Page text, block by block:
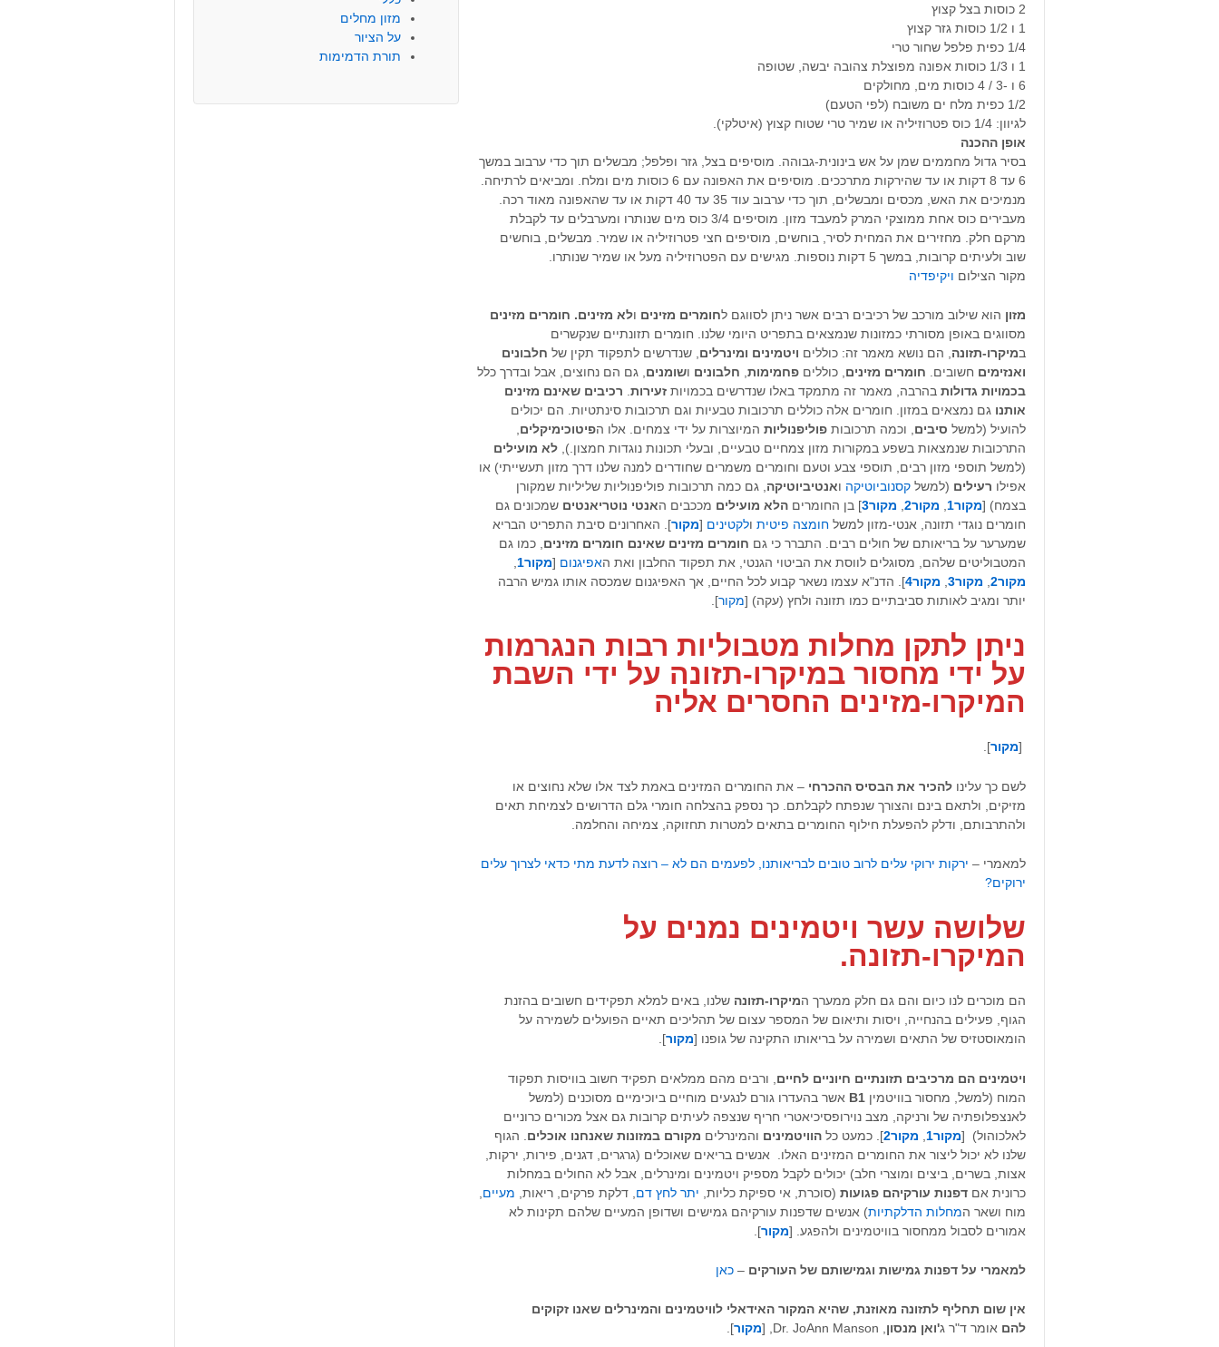
2 כוסות בצל קצוץ
1 ו 1/2 כוסות גזר קצוץ
1/4 כפית פלפל שחור טרי
1 ו 1/3 כוסות אפונה מפוצלת צהובה יבשה, שטופה
6 ו -3 / 4 כוסות מים, מחולקים
1/2 כפית מלח ים משובח (לפי הטעם)
לגיוון: 1/4 כוס פטרוזיליה או שמיר טרי שטוח קצוץ (איטלקי).
אופן ההכנה
בסיר גדול מחממים שמן על אש בינונית-גבוהה. מוסיפים בצל, גזר ופלפל; מבשלים תוך כדי ערבוב במשך
6 עד 8 דקות או עד שהירקות מתרככים. מוסיפים את האפונה עם 6 כוסות מים ומלח. ומביאים לרתיחה.
מנמיכים את האש, מכסים ומבשלים, תוך כדי ערבוב עוד 35 עד 40 דקות או עד שהאפונה מאוד רכה.
מעבירים כוס אחת ממוצקי המרק למעבד מזון. מוסיפים 3/4 כוס מים שנותרו ומערבלים עד לקבלת
מרקם חלק. מחזירים את המחית לסיר, בוחשים, מוסיפים חצי פטרוזיליה או שמיר. מבשלים, בוחשים
שוב ולעיתים קרובות, במשך 5 דקות נוספות. מגישים עם הפטרוזיליה מעל או שמיר שנותרו.
מקור הצילום ויקיפדיה
מזון הוא שילוב מורכב של רכיבים רבים אשר ניתן לסווגם לחומרים מזינים ולא מזינים. חומרים מזינים
מסווגים באופן מסורתי כמזונות שנמצאים בתפריט היומי שלנו. חומרים תזונתיים שנקשרים
במיקרו-תזונה , הם נושא מאמר זה: כוללים ויטמינים ומינרלים , שנדרשים לתפקוד תקין של חלבונים
ואנזימים חשובים. חומרים מזינים , כוללים פחמימות חלבונים ושומנים , גם הם נחוצים, אבל ובדרך כלל
בכמויות גדולות בהרבה, מאמר זה מתמקד באלו שנדרשים בכמויות זעירות רכיבים שאינם מזינים
אותנו גם נמצאים במזון. חומרים אלה כוללים תרכובות טבעיות וגם תרכובות סינתטיות. הם יכולים
להועיל (למשל סיבים , וכמה תרכובות פוליפנוליות המיוצרות על ידי צמחים. אלו הפיטוכימיקלים
התרכובות שנמצאות בשפע במקורות מזון צמחיים טבעיים, ובעלי תכונות נוגדות חמצון.), לא מועילים
(למשל תוספי מזון רבים, תוספי צבע וטעם וחומרים משמרים שחודרים למנה שלנו דרך מזון תעשייתי) או
אפילו רעילים (למשל קסנוביוטיקה ואנטיביוטיקה , גם כמה תרכובות פוליפנוליות שליליות שמקורן
בצמח) [מקור1 מקור2 מקור3 ] בן החומרים הלא מועילים מככבים האנטי נוטריאנטים שמכונים גם
חומרים נוגדי תזונה, אנטי-מזון למשל חומצה פיטית ולקטינים [מקור]. האחרונים סיבת התפריט הבריא
שמערער על בריאותם של חולים רבים. התברר כי גם חומרים מזינים שאינם חומרים מזינים , כמו גם
המטבוליטים שלהם, מסוגלים לווסת את הביטוי הגנטי, את תפקוד החלבון ואת האפיגנום [מקור1
מקור2
מקור3 מקור4 ]. הדנ"א עצמו נשאר קבוע לכל החיים, אך האפיגנום שמכסה אותו גמיש הרבה
יותר ומגיב לאותות סביבתיים כמו תזונה ולחץ (עקה) [מקור].
ניתן לתקן מחלות מטבוליות רבות הנגרמות
על ידי מחסור במיקרו-תזונה על ידי השבת
המיקרו-מזינים החסרים אליה
[מקור].
לשם כך עלינו להכיר את הבסיס ההכרחי – את החומרים המזינים באמת לצד אלו שלא נחוצים או
מזיקים, ולתאם בינם והצורך שנפתח לקבלתם. כך נספק בהצלחה חומרי גלם הדרושים לצמיחת תאים
ולהתרבותם, ודלק להפעלת חילוף החומרים בתאים למטרות תחזוקה, צמיחה והחלמה.
למאמרי – ירקות ירוקי עלים לרוב טובים לבריאותנו, לפעמים הם לא – רוצה לדעת מתי כדאי לצרוך עלים
ירוקים?
שלושה עשר ויטמינים נמנים על
המיקרו-תזונה.
הם מוכרים לנו כיום והם גם חלק ממערך המיקרו-תזונה שלנו, באים למלא תפקידים חשובים בהזנת
הגוף, פעילים בהנחייה, ויסות ותיאום של המספר עצום של תהליכים תאיים הפועלים לשמירה על
הומאוסטזיס של התאים ושמירה על בריאותו התקינה של גופנו [מקור].
ויטמינים הם מרכיבים תזונתיים חיוניים לחיים , ורבים מהם ממלאים תפקיד חשוב בוויסות תפקוד
המוח (למשל, מחסור בוויטמין B1 אשר בהעדרו גורם לנגעים מוחיים ביוכימיים מסוכנים (למשל
לאנצפלופתיה של ורניקה, מצב נוירופסיכיאטרי חריף שנצפה לעיתים קרובות גם אצל מכורים כרוניים
לאלכוהול) [מקור1 מקור2 ]. כמעט כל הוויטמינים והמינרלים מקורם במזונות שאנחנו אוכלים . הגוף
שלנו לא יכול ליצור את החומרים המזינים האלו. אנשים בריאים שאוכלים (גרגרים, דגנים, פירות, ירקות,
אצות, בשרים, ביצים ומוצרי חלב) יכולים לקבל מספיק ויטמינים ומינרלים, אבל לא החולים במחלות
כרונית אם דפנות עורקיהם פגועות (סוכרת, אי ספיקת כליות, יתר לחץ דם , דלקת פרקים, ריאות, מעיים
מוח ושאר המחלות הדלקתיות) אנשים שדפנות עורקיהם גמישים ושדופן המעיים שלהם תקינות לא
אמורים לסבול ממחסור בוויטמינים ולהפגע. [מקור].
למאמרי על דפנות גמישות וגמישותם של העורקים – כאן
אין שום תחליף לתזונה מאוזנת, שהיא המקור האידאלי לוויטמינים והמינרלים שאנו זקוקים
להם אומר ד"ר ג'ואן מנסון, Dr. JoAnn Manson, [ מקור].
מזון מחלים
על הציור
תורת הדמימות